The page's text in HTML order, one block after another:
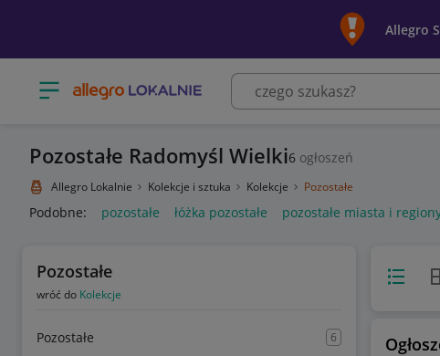
Allegro
Otwórz menu z kategoriami
Pozostałe Radomyśl Wielki6 ogłoszeń
Allegro Lokalnie Kolekcje i sztuka Kolekcje Pozostałe
Podobne: pozostałe łóżka pozostałe pozostałe miasta i
Pozostałe
wróć do Kolekcje
Pozostałe 6
Widok